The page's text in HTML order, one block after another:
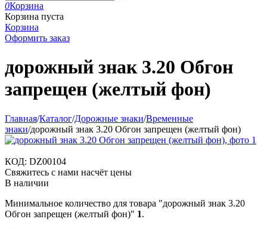
0Корзина
Корзина пуста
Корзина
Оформить заказ
дорожный знак 3.20 Обгон
запрещен (желтый фон)
Главная/Каталог/Дорожные знаки/Временные
знаки/дорожный знак 3.20 Обгон запрещен (желтый фон)
КОД: DZ00104
Свяжитесь с нами насчёт цены
В наличии
Минимальное количество для товара "дорожный знак 3.20
Обгон запрещен (желтый фон)" 1.